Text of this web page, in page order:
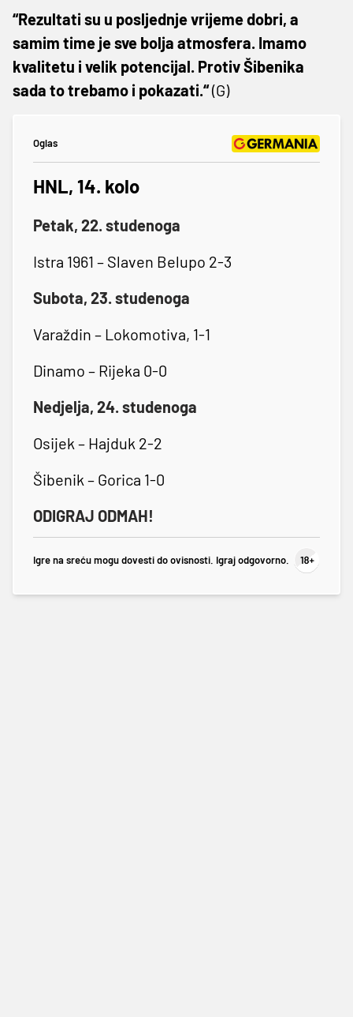
“Rezultati su u posljednje vrijeme dobri, a
samim time je sve bolja atmosfera. Imamo
kvalitetu i velik potencijal. Protiv Šibenika
sada to trebamo i pokazati.“(G)
Oglas
HNL, 14. kolo
Petak, 22. studenoga
Istra 1961 – Slaven Belupo 2-3
Subota, 23. studenoga
Varaždin – Lokomotiva, 1-1
Dinamo – Rijeka 0-0
Nedjelja, 24. studenoga
Osijek – Hajduk 2-2
Šibenik – Gorica 1-0
ODIGRAJ ODMAH!
Igre na sreću mogu dovesti do ovisnosti. Igraj odgovorno.